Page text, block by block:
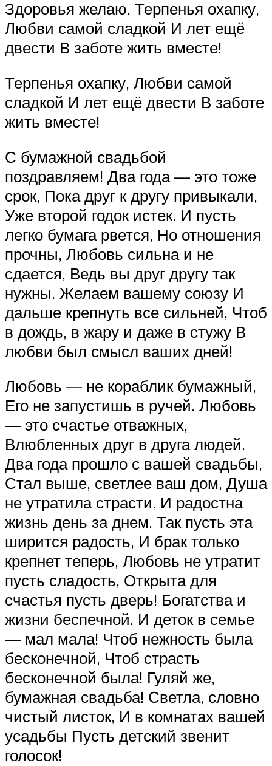
Здоровья желаю. Терпенья охапку,
Любви самой сладкой И лет ещё
двести В заботе жить вместе!
Терпенья охапку, Любви самой
сладкой И лет ещё двести В заботе
жить вместе!
С бумажной свадьбой
поздравляем! Два года — это тоже
срок, Пока друг к другу привыкали,
Уже второй годок истек. И пусть
легко бумага рвется, Но отношения
прочны, Любовь сильна и не
сдается, Ведь вы друг другу так
нужны. Желаем вашему союзу И
дальше крепнуть все сильней, Чтоб
в дождь, в жару и даже в стужу В
любви был смысл ваших дней!
Любовь — не кораблик бумажный,
Его не запустишь в ручей. Любовь
— это счастье отважных,
Влюбленных друг в друга людей.
Два года прошло с вашей свадьбы,
Стал выше, светлее ваш дом, Душа
не утратила страсти. И радостна
жизнь день за днем. Так пусть эта
ширится радость, И брак только
крепнет теперь, Любовь не утратит
пусть сладость, Открыта для
счастья пусть дверь! Богатства и
жизни беспечной. И деток в семье
— мал мала! Чтоб нежность была
бесконечной, Чтоб страсть
бесконечной была! Гуляй же,
бумажная свадьба! Светла, словно
чистый листок, И в комнатах вашей
усадьбы Пусть детский звенит
голосок!